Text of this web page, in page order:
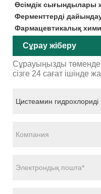
Өсімдік
Ферменттерді
Фармацевтикалық
Сұрау жіберу
Сұрауыңызды
сізге 24 сағат ішінде